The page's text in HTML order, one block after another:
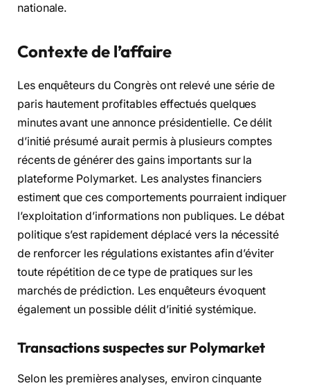
nationale.
Contexte de l’affaire
Les enquêteurs du Congrès ont relevé une série de
paris hautement profitables effectués quelques
minutes avant une annonce présidentielle. Ce délit
d’initié présumé aurait permis à plusieurs comptes
récents de générer des gains importants sur la
plateforme Polymarket. Les analystes financiers
estiment que ces comportements pourraient indiquer
l’exploitation d’informations non publiques. Le débat
politique s’est rapidement déplacé vers la nécessité
de renforcer les régulations existantes afin d’éviter
toute répétition de ce type de pratiques sur les
marchés de prédiction. Les enquêteurs évoquent
également un possible délit d’initié systémique.
Transactions suspectes sur Polymarket
Selon les premières analyses, environ cinquante